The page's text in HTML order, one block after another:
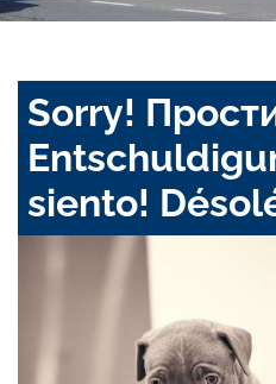
Sorry!
siento!